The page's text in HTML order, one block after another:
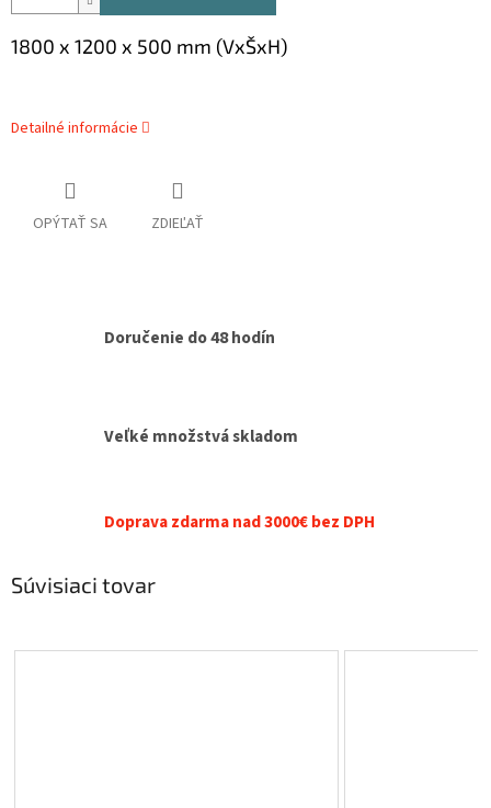
1800 x 1200 x 500 mm (VxŠxH)
Detailné informácie
OPÝTAŤ SA ZDIEĽAŤ
Doručenie do 48 hodín
Veľké množstvá skladom
Doprava zdarma nad 3000€ bez DPH
Súvisiaci tovar